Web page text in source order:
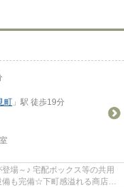
町 」駅 徒歩19分
場～♪ 宅配ボックス等の共用
も完備☆下町感溢れる商店街